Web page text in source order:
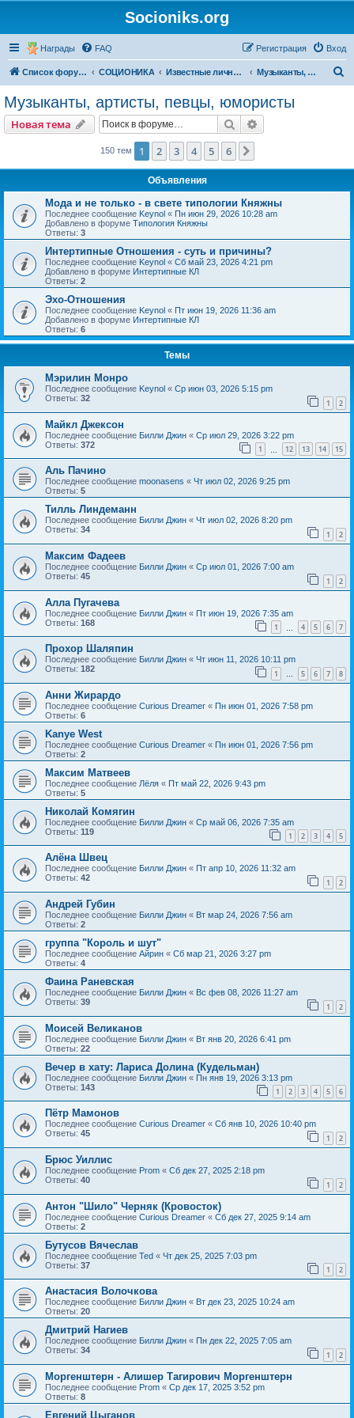
Socioniks.org
Награды FAQ Вход
Регистрация
Список форумов СОЦИОНИКА Известные личности Музыканты, артисты, певцы, юмористы
Музыканты, артисты, певцы, юмористы
Новая тема Поиск
150 тем 1 2 3 4 5 6
Объявления
Мода и не только - в свете типологии Княжны
Последнее сообщение Keynol « Пн июн 29, 2026 10:28 am
Добавлено в форуме Типология Княжны
Ответы: 3
Интертипные Отношения - суть и причины?
Последнее сообщение Keynol « Сб май 23, 2026 4:21 pm
Добавлено в форуме Интертипные КЛ
Ответы: 2
Эхо-Отношения
Последнее сообщение Keynol « Пт июн 19, 2026 11:36 am
Добавлено в форуме Интертипные КЛ
Ответы: 6
Темы
Мэрилин Монро
Последнее сообщение Keynol « Ср июн 03, 2026 5:15 pm
Ответы: 32 1 2
Майкл Джексон
Последнее сообщение Билли Джин « Ср июл 29, 2026 3:22 pm
Ответы: 372 1 12 13 14 15
Аль Пачино
Последнее сообщение moonasens « Чт июл 02, 2026 9:25 pm
Ответы: 5
Тилль Линдеманн
Последнее сообщение Билли Джин « Чт июл 02, 2026 8:20 pm
Ответы: 34 1 2
Максим Фадеев
Последнее сообщение Билли Джин « Ср июл 01, 2026 7:00 am
Ответы: 45 1 2
Алла Пугачева
Последнее сообщение Билли Джин « Пт июн 19, 2026 7:35 am
Ответы: 168 1 4 5 6 7
Прохор Шаляпин
Последнее сообщение Билли Джин « Чт июн 11, 2026 10:11 pm
Ответы: 182 1 … 5 6 7 8
Анни Жирардо
Последнее сообщение Curious Dreamer « Пн июн 01, 2026 7:58 pm
Ответы: 6
Kanye West
Последнее сообщение Curious Dreamer « Пн июн 01, 2026 7:56 pm
Ответы: 2
Максим Матвеев
Последнее сообщение Лёля « Пт май 22, 2026 9:43 pm
Ответы: 5
Николай Комягин
Последнее сообщение Билли Джин « Ср май 06, 2026 7:35 am
Ответы: 119 1 2 3 4 5
Алёна Швец
Последнее сообщение Билли Джин « Пт апр 10, 2026 11:32 am
Ответы: 42 1 2
Андрей Губин
Последнее сообщение Билли Джин « Вт мар 24, 2026 7:56 am
Ответы: 2
группа "Король и шут"
Последнее сообщение Айрин « Сб мар 21, 2026 3:27 pm
Ответы: 4
Фаина Раневская
Последнее сообщение Билли Джин « Вс фев 08, 2026 11:27 am
Ответы: 39 1 2
Моисей Великанов
Последнее сообщение Билли Джин « Вт янв 20, 2026 6:41 pm
Ответы: 22
Вечер в хату: Лариса Долина (Кудельман)
Последнее сообщение Билли Джин « Пн янв 19, 2026 3:13 pm
Ответы: 143 1 2 3 4 5 6
Пётр Мамонов
Последнее сообщение Curious Dreamer « Сб янв 10, 2026 10:40 pm
Ответы: 45 1 2
Брюс Уиллис
Последнее сообщение Prom « Сб дек 27, 2025 2:18 pm
Ответы: 40 1 2
Антон "Шило" Черняк (Кровосток)
Последнее сообщение Curious Dreamer « Сб дек 27, 2025 9:14 am
Ответы: 2
Бутусов Вячеслав
Последнее сообщение Ted « Чт дек 25, 2025 7:03 pm
Ответы: 37 1 2
Анастасия Волочкова
Последнее сообщение Билли Джин « Вт дек 23, 2025 10:24 am
Ответы: 20
Дмитрий Нагиев
Последнее сообщение Билли Джин « Пн дек 22, 2025 7:05 am
Ответы: 34 1 2
Моргенштерн - Алишер Тагирович Моргенштерн
Последнее сообщение Prom « Ср дек 17, 2025 3:52 pm
Ответы: 8
Евгений Цыганов